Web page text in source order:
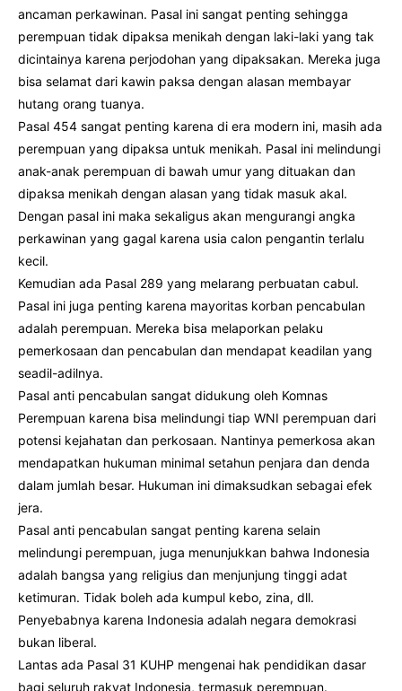
ancaman perkawinan. Pasal ini sangat penting sehingga
perempuan tidak dipaksa menikah dengan laki-laki yang tak
dicintainya karena perjodohan yang dipaksakan. Mereka juga
bisa selamat dari kawin paksa dengan alasan membayar
hutang orang tuanya.
Pasal 454 sangat penting karena di era modern ini, masih ada
perempuan yang dipaksa untuk menikah. Pasal ini melindungi
anak-anak perempuan di bawah umur yang dituakan dan
dipaksa menikah dengan alasan yang tidak masuk akal.
Dengan pasal ini maka sekaligus akan mengurangi angka
perkawinan yang gagal karena usia calon pengantin terlalu
kecil.
Kemudian ada Pasal 289 yang melarang perbuatan cabul.
Pasal ini juga penting karena mayoritas korban pencabulan
adalah perempuan. Mereka bisa melaporkan pelaku
pemerkosaan dan pencabulan dan mendapat keadilan yang
seadil-adilnya.
Pasal anti pencabulan sangat didukung oleh Komnas
Perempuan karena bisa melindungi tiap WNI perempuan dari
potensi kejahatan dan perkosaan. Nantinya pemerkosa akan
mendapatkan hukuman minimal setahun penjara dan denda
dalam jumlah besar. Hukuman ini dimaksudkan sebagai efek
jera.
Pasal anti pencabulan sangat penting karena selain
melindungi perempuan, juga menunjukkan bahwa Indonesia
adalah bangsa yang religius dan menjunjung tinggi adat
ketimuran. Tidak boleh ada kumpul kebo, zina, dll.
Penyebabnya karena Indonesia adalah negara demokrasi
bukan liberal.
Lantas ada Pasal 31 KUHP mengenai hak pendidikan dasar
bagi seluruh rakyat Indonesia, termasuk perempuan.